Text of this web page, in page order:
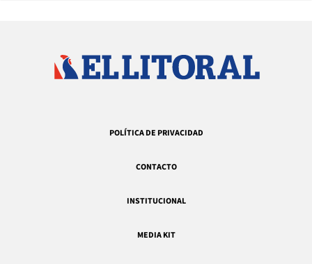
POLÍTICA DE PRIVACIDAD
CONTACTO
INSTITUCIONAL
MEDIA KIT